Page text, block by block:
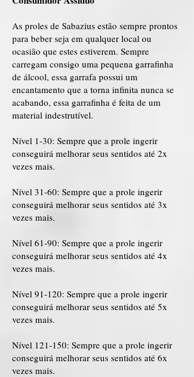
As proles de Sabazius estão sempre prontos
para beber seja em qualquer local ou
ocasião que estes estiverem. Sempre
carregam consigo uma pequena garrafinha
de álcool, essa garrafa possui um
encantamento que a torna infinita nunca se
acabando, essa garrafinha é feita de um
material indestrutível.
Nível 1-30: Sempre que a prole ingerir
conseguirá melhorar seus sentidos até 2x
vezes mais.
Nível 31-60: Sempre que a prole ingerir
conseguirá melhorar seus sentidos até 3x
vezes mais.
Nível 61-90: Sempre que a prole ingerir
conseguirá melhorar seus sentidos até 4x
vezes mais.
Nível 91-120: Sempre que a prole ingerir
conseguirá melhorar seus sentidos até 5x
vezes mais.
Nível 121-150: Sempre que a prole ingerir
conseguirá melhorar seus sentidos até 6x
vezes mais.